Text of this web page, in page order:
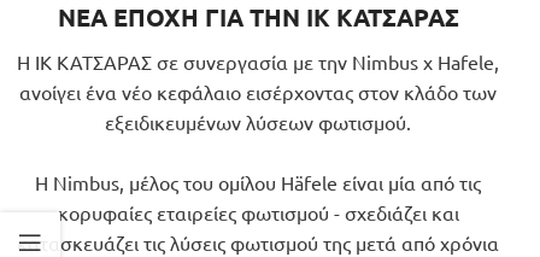
ΝΕΑ ΕΠΟΧΗ ΓΙΑ ΤΗΝ ΙΚ ΚΑΤΣΑΡΑΣ
Η ΙΚ ΚΑΤΣΑΡΑΣ σε συνεργασία με την Nimbus x Hafele,
ανοίγει ένα νέο κεφάλαιο εισέρχοντας στον κλάδο των
εξειδικευμένων λύσεων φωτισμού.
Η Nimbus, μέλος του ομίλου Häfele είναι μία από τις
κορυφαίες εταιρείες φωτισμού - σχεδιάζει και
κατασκευάζει τις λύσεις φωτισμού της μετά από χρόνια